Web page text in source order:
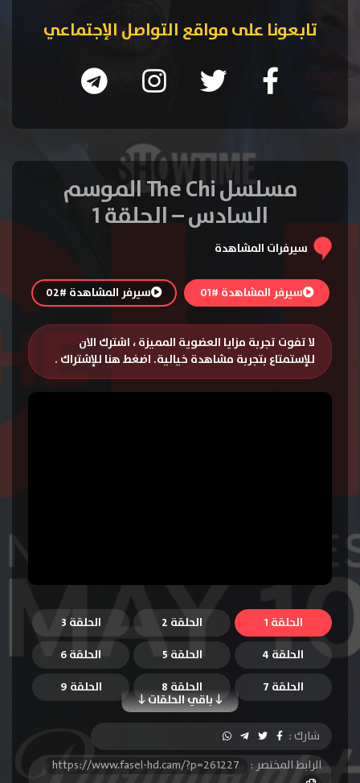
تابعونا على مواقع التواصل الإجتماعي
مسلسل The Chi الموسم
السادس – الحلقة 1
سيرفرات المشاهدة
سيرفر المشاهدة #01 سيرفر المشاهدة #02
لا تفوت تجربة مزايا العضوية المميزة ، اشترك الان
للإستمتاع بتجربة مشاهدة خيالية. اضغط هنا للإشتراك .
الحلقة 1 الحلقة 2
الحلقة 3
الحلقة 4
الحلقة 5 الحلقة 6
باقي الحلقات
الحلقة 7 الحلقة 8
الحلقة 9
الحلقة 10
الحلقة 11
الحلقة 12
الحلقة 13
الحلقة 14
الحلقة 15
شارك :
الرابط المختصر :
https://www.fasel-hd.cam/?p=261227